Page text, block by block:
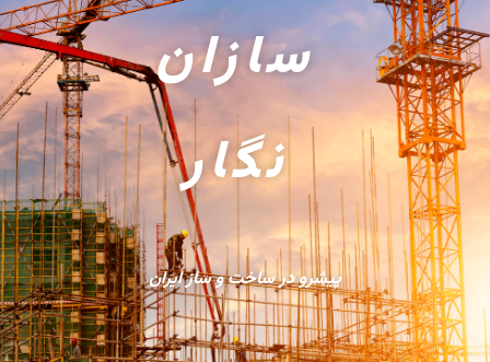
سازان
نگار
پیشرو در ساخت و ساز ایران